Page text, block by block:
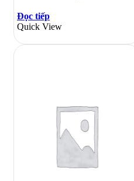
Đọc tiếp
Quick View